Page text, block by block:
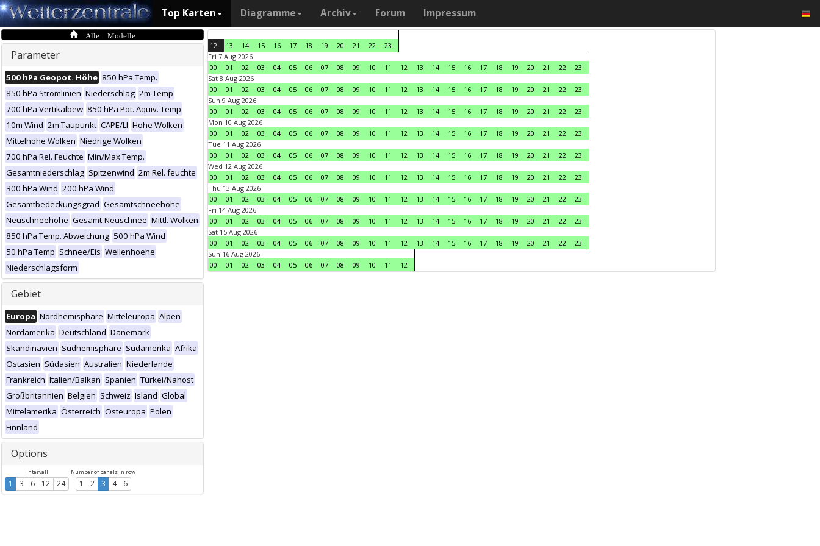
Top Karten Diagramme Archiv Forum Impressum
Alle Modelle
Parameter
500 hPa Geopot. Höhe 850 hPa Temp.
850 hPa Stromlinien Niederschlag 2m Temp
700 hPa Vertikalbew 850 hPa Pot. Äquiv. Temp
10m Wind 2m Taupunkt CAPE/LI Hohe Wolken
Mittelhohe Wolken Niedrige Wolken
700 hPa Rel. Feuchte Min/Max Temp.
Gesamtniederschlag Spitzenwind 2m Rel. feuchte
300 hPa Wind 200 hPa Wind
Gesamtbedeckungsgrad Gesamtschneehöhe
Neuschneehöhe Gesamt-Neuschnee Mittl. Wolken
850 hPa Temp. Abweichung 500 hPa Wind
50 hPa Temp Schnee/Eis Wellenhoehe
Niederschlagsform
Gebiet
Europa Nordhemisphäre Mitteleuropa Alpen
Nordamerika Deutschland Dänemark
Skandinavien Südhemisphäre Südamerika Afrika
Ostasien Südasien Australien Niederlande
Frankreich Italien/Balkan Spanien Türkei/Nahost
Großbritannien Belgien Schweiz Island Global
Mittelamerika Österreich Osteuropa Polen
Finnland
Options
Intervall
1 3 6 12 24
Number of panels in row
1 2 3 4 6
12 13 14 15 16 17 18 19 20 21 22
23
Fri 7 Aug 2026
00
01 02 03 04 05 06 07 08 09 10 11 12 13 14 15 16 17 18 19 20 21 22
23
Sat 8 Aug 2026
00
01 02 03 04 05 06 07 08 09 10 11 12 13 14 15 16 17 18 19 20 21 22
23
Sun 9 Aug 2026
00
01 02 03 04 05 06 07 08 09 10 11 12 13 14 15 16 17 18 19 20 21 22
23
Mon 10 Aug 2026
00
01 02 03 04 05 06 07 08 09 10 11 12 13 14 15 16 17 18 19 20 21 22
23
Tue 11 Aug 2026
00
01 02 03 04 05 06 07 08 09 10 11 12 13 14 15 16 17 18 19 20 21 22
23
Wed 12 Aug 2026
00
01 02 03 04 05 06 07 08 09 10 11 12 13 14 15 16 17 18 19 20 21 22
23
Thu 13 Aug 2026
00
01 02 03 04 05 06 07 08 09 10 11 12 13 14 15 16 17 18 19 20 21 22
23
Fri 14 Aug 2026
00
01 02 03 04 05 06 07 08 09 10 11 12 13 14 15 16 17 18 19 20 21 22
23
Sat 15 Aug 2026
00
01 02 03 04 05 06 07 08 09 10 11 12 13 14 15 16 17 18 19 20 21 22
23
Sun 16 Aug 2026
00
01 02 03 04 05 06 07 08 09 10 11 12